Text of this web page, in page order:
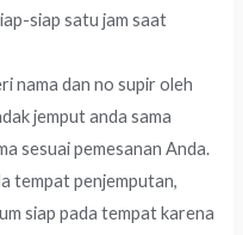
siap satu jam saat
nama dan no supir oleh
jemput anda sama
sesuai pemesanan Anda.
tempat penjemputan,
siap pada tempat karena